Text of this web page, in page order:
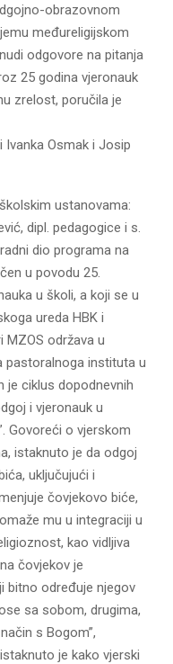
obrazovnom
međureligijskom
odgovore na pitanja
25 godina vjeronauk
zrelost, poručila je
Osmak i Josip
ustanovama:
dipl. pedagogice i s.
dio programa na
u povodu 25.
u školi, a koji se u
ureda HBK i
MZOS održava u
pastoralnoga instituta u
je ciklus dopodnevnih
i vjeronauk u
Govoreći o vjerskom
istaknuto je da odgoj
uključujući i
čovjekovo biće,
mu u integraciji u
kao vidljiva
čovjekov je
bitno određuje njegov
sa sobom, drugima,
s Bogom”,
je kako vjerski